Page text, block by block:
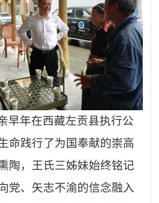
早年在西藏左贡县执行公
命践行了为国奉献的崇高
陶，王氏三姊妹始终铭记
党、矢志不渝的信念融入